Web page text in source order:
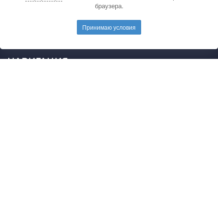
электронную почту редакции.
mail@pedarticles.ru
+7 (499) 113-47-87
НАВИГАЦИЯ
браузера.
Принимаю условия